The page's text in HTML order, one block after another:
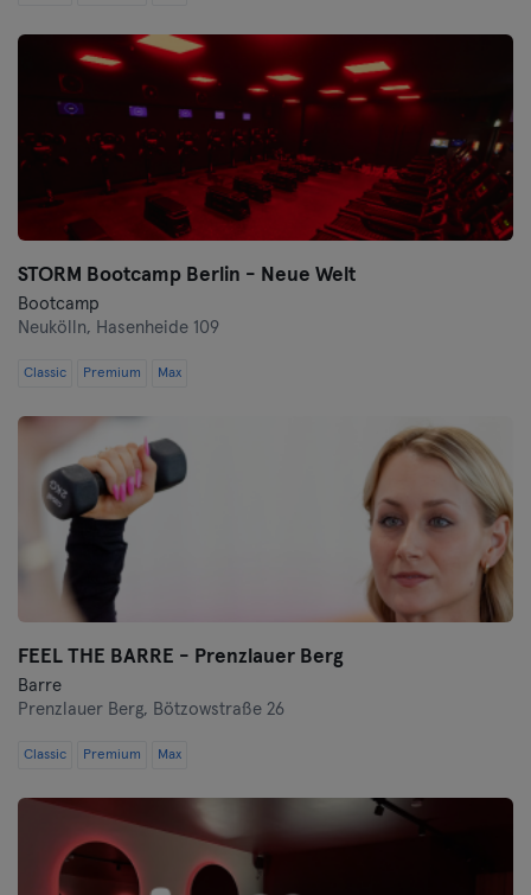
STORM Bootcamp Berlin - Neue Welt
Bootcamp
Neukölln, Hasenheide 109
Classic Premium Max
FEEL THE BARRE - Prenzlauer Berg
Barre
Prenzlauer Berg, Bötzowstraße 26
Classic Premium Max